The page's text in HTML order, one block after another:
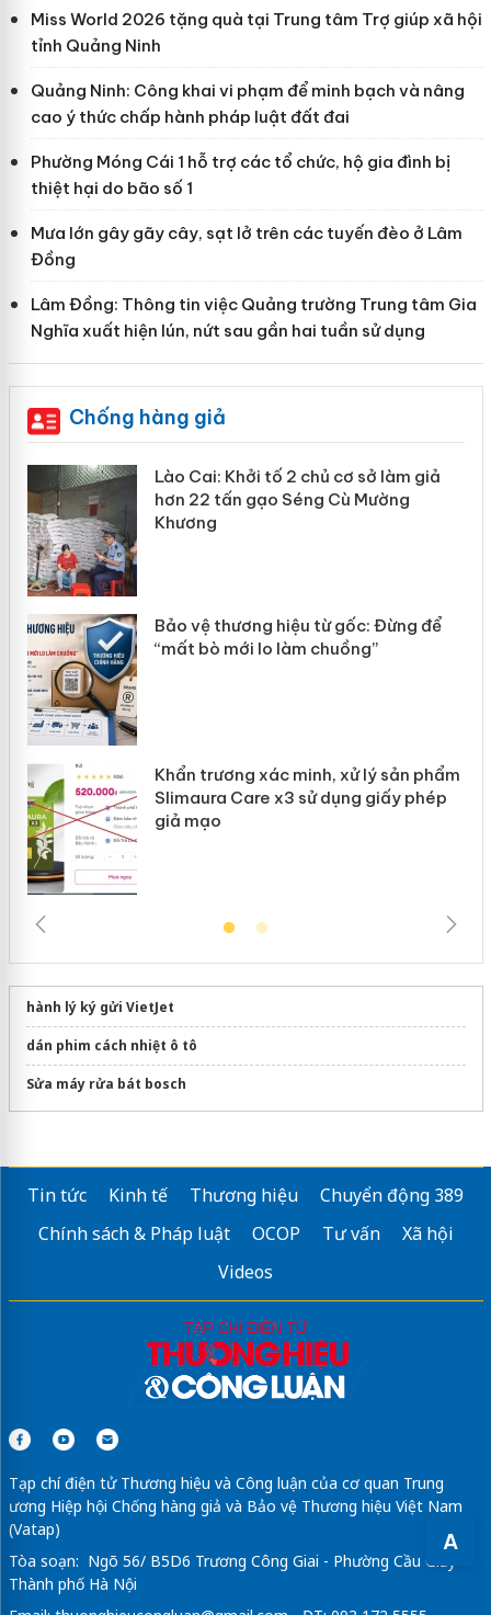
A
Miss World 2026 tặng quà tại Trung tâm Trợ giúp xã hội
tỉnh Quảng Ninh
Quảng Ninh: Công khai vi phạm để minh bạch và nâng
cao ý thức chấp hành pháp luật đất đai
Phường Móng Cái 1 hỗ trợ các tổ chức, hộ gia đình bị
thiệt hại do bão số 1
Mưa lớn gây gãy cây, sạt lở trên các tuyến đèo ở Lâm
Đồng
Lâm Đồng: Thông tin việc Quảng trường Trung tâm Gia
Nghĩa xuất hiện lún, nứt sau gần hai tuần sử dụng
Chống hàng giả
Lào Cai: Khởi tố 2 chủ cơ sở làm giả
hơn 22 tấn gạo Séng Cù Mường
Khương
Bảo vệ thương hiệu từ gốc: Đừng để
“mất bò mới lo làm chuồng”
Khẩn trương xác minh, xử lý sản phẩm
Slimaura Care x3 sử dụng giấy phép
giả mạo
hành lý ký gửi VietJet
dán phim cách nhiệt ô tô
Sửa máy rửa bát bosch
Tin tức Kinh tế Thương hiệu
Chuyển động 389
Chính sách & Pháp luật
OCOP Tư vấn
Xã hội
Videos
Tạp chí điện tử Thương hiệu và Công luận của cơ quan Trung
ương Hiệp hội Chống hàng giả và Bảo vệ Thương hiệu Việt Nam
(Vatap)
Tòa soạn: Ngõ 56/ B5D6 Trương Công Giai - Phường Cầu Giấy -
Thành phố Hà Nội